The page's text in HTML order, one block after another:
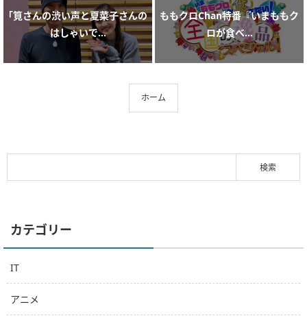
｢筧さんの渋い声と夏菜子さんの
はしゃいで...
ももクロChan特番『いまももク
ロが食べ...
ホーム
カテゴリー
IT
アニメ